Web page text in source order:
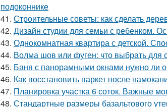
подоконнике
41. Строительные советы: как сделать
42. Дизайн студии для семьи с ребенком.
43. Однокомнатная квартира с детской.
44. Волма шов или фуген: что выбрать для
45. Баня с панорамными окнами нужно ли
46. Как восстановить паркет после
47. Планировка участка 6 соток. Важные
48. Стандартные размеры базальтового